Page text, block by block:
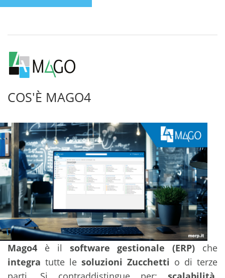
COS'È MAGO4
Mago4 è il software gestionale (ERP) che
integra tutte le soluzioni Zucchetti o di terze